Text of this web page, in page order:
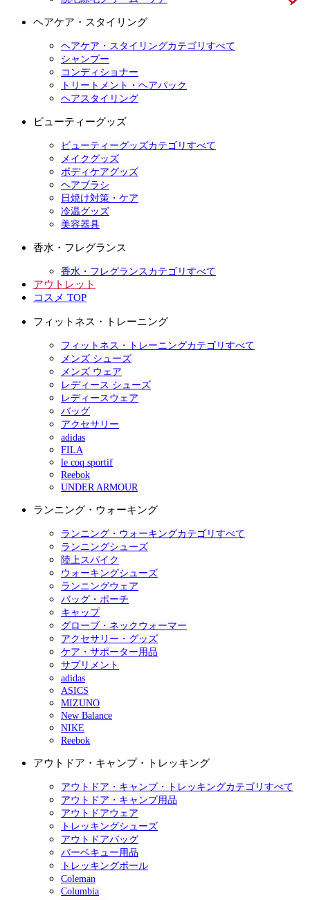
ヘアケア・スタイリング
ヘアケア・スタイリングカテゴリすべて
シャンプー
コンディショナー
トリートメント・ヘアパック
ヘアスタイリング
ビューティーグッズ
ビューティーグッズカテゴリすべて
メイクグッズ
ボディケアグッズ
ヘアブラシ
日焼け対策・ケア
冷温グッズ
美容器具
香水・フレグランス
香水・フレグランスカテゴリすべて
アウトレット
コスメ TOP
フィットネス・トレーニング
フィットネス・トレーニングカテゴリすべて
メンズ シューズ
メンズ ウェア
レディース シューズ
レディースウェア
バッグ
アクセサリー
adidas
FILA
le coq sportif
Reebok
UNDER ARMOUR
ランニング・ウォーキング
ランニング・ウォーキングカテゴリすべて
ランニングシューズ
陸上スパイク
ウォーキングシューズ
ランニングウェア
バッグ・ポーチ
キャップ
グローブ・ネックウォーマー
アクセサリー・グッズ
ケア・サポーター用品
サプリメント
adidas
ASICS
MIZUNO
New Balance
NIKE
Reebok
アウトドア・キャンプ・トレッキング
アウトドア・キャンプ・トレッキングカテゴリすべて
アウトドア・キャンプ用品
アウトドアウェア
トレッキングシューズ
アウトドアバッグ
バーベキュー用品
トレッキングポール
Coleman
Columbia